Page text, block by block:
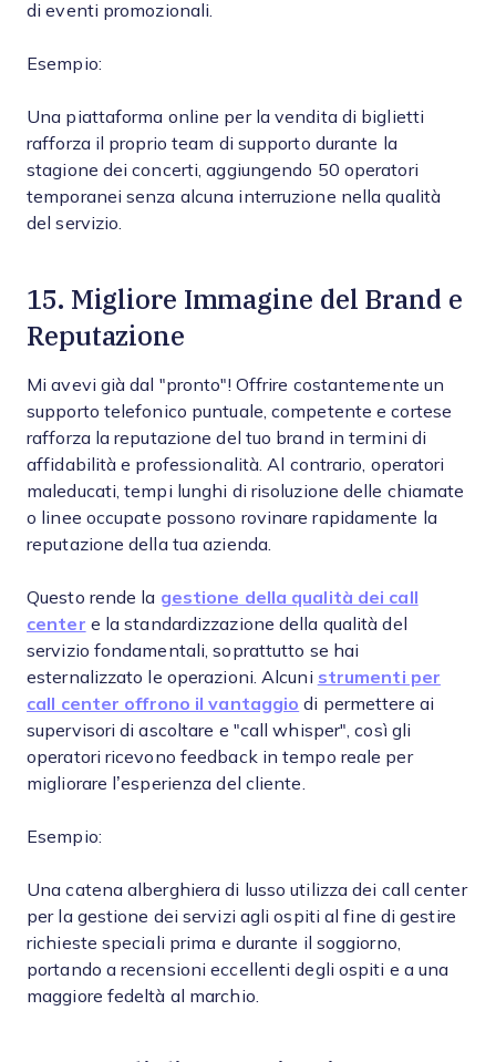
di eventi promozionali.
Esempio:
Una piattaforma online per la vendita di biglietti
rafforza il proprio team di supporto durante la
stagione dei concerti, aggiungendo 50 operatori
temporanei senza alcuna interruzione nella qualità
del servizio.
15. Migliore Immagine del Brand e
Reputazione
Mi avevi già dal "pronto"! Offrire costantemente un
supporto telefonico puntuale, competente e cortese
rafforza la reputazione del tuo brand in termini di
affidabilità e professionalità. Al contrario, operatori
maleducati, tempi lunghi di risoluzione delle chiamate
o linee occupate possono rovinare rapidamente la
reputazione della tua azienda.
Questo rende la gestione della qualità dei call
center e la standardizzazione della qualità del
servizio fondamentali, soprattutto se hai
esternalizzato le operazioni. Alcuni strumenti per
call center offrono il vantaggio di permettere ai
supervisori di ascoltare e "call whisper", così gli
operatori ricevono feedback in tempo reale per
migliorare l’esperienza del cliente.
Esempio:
Una catena alberghiera di lusso utilizza dei call center
per la gestione dei servizi agli ospiti al fine di gestire
richieste speciali prima e durante il soggiorno,
portando a recensioni eccellenti degli ospiti e a una
maggiore fedeltà al marchio.